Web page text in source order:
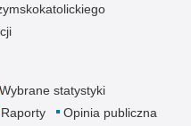
Wybrane statystyki
Raporty Opinia publiczna